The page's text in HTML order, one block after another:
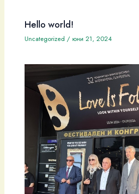
Hello world!
Uncategorized / юни 21, 2024